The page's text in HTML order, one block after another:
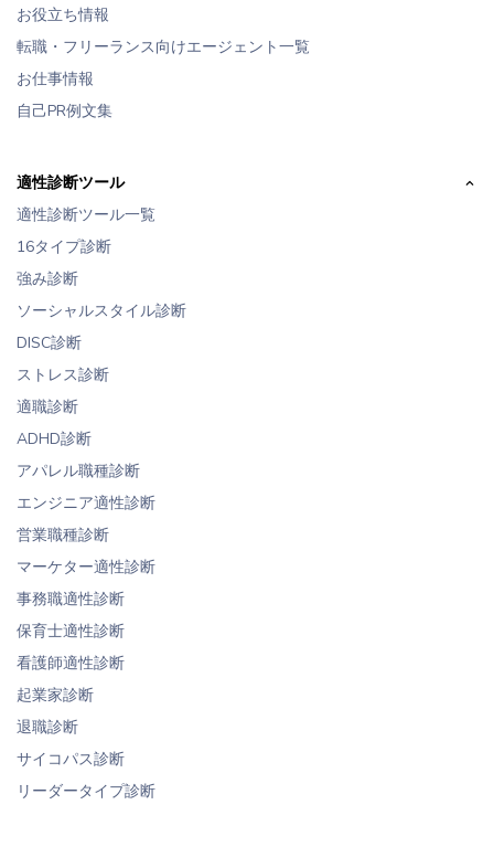
お役立ち情報
転職・フリーランス向けエージェント一覧
お仕事情報
自己PR例文集
適性診断ツール
適性診断ツール一覧
16タイプ診断
強み診断
ソーシャルスタイル診断
DISC診断
ストレス診断
適職診断
ADHD診断
アパレル職種診断
エンジニア適性診断
営業職種診断
マーケター適性診断
事務職適性診断
保育士適性診断
看護師適性診断
起業家診断
退職診断
サイコパス診断
リーダータイプ診断